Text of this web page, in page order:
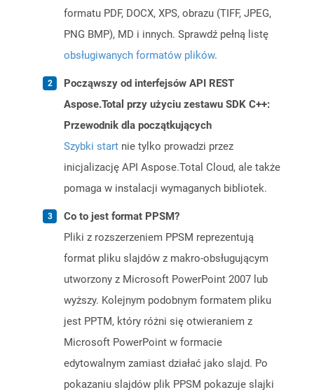
formatu PDF, DOCX, XPS, obrazu (TIFF, JPEG,
PNG BMP), MD i innych. Sprawdź pełną listę
obsługiwanych formatów plików.
Począwszy od interfejsów API REST
Aspose.Total przy użyciu zestawu SDK C++:
Przewodnik dla początkujących
Szybki start nie tylko prowadzi przez
inicjalizację API Aspose.Total Cloud, ale także
pomaga w instalacji wymaganych bibliotek.
Co to jest format PPSM?
Pliki z rozszerzeniem PPSM reprezentują
format pliku slajdów z makro-obsługującym
utworzony z Microsoft PowerPoint 2007 lub
wyższy. Kolejnym podobnym formatem pliku
jest PPTM, który różni się otwieraniem z
Microsoft PowerPoint w formacie
edytowalnym zamiast działać jako slajd. Po
pokazaniu slajdów plik PPSM pokazuje slajki